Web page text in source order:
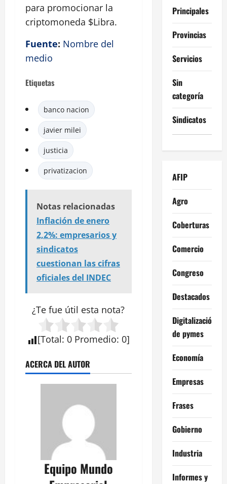
para promocionar la
criptomoneda $Libra.
Fuente: Nombre del
medio
Etiquetas
banco nacion
javier milei
justicia
privatizacion
Notas relacionadas
Inflación de enero
2,2%: empresarios y
sindicatos
cuestionan las cifras
oficiales del INDEC
¿Te fue útil esta nota?
[Total: 0 Promedio: 0]
ACERCA DEL AUTOR
Equipo Mundo
Principales
Provincias
Servicios
Sin
categoría
Sindicatos
AFIP
Agro
Coberturas
Comercio
Congreso
Destacados
Digitalización
de pymes
Economía
Empresas
Frases
Gobierno
Industria
Informes y